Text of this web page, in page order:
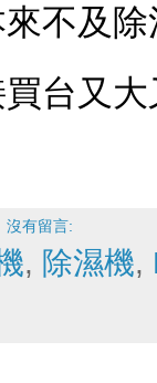
不及
台又
沒有留言:
, 除濕機,